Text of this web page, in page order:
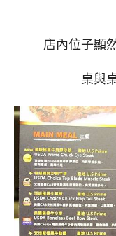
店內位子顯
桌與